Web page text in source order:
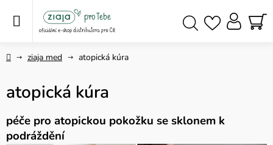
Domůziaja med atopická kúra
atopická kúra
péče pro atopickou pokožku se sklonem k
podráždění